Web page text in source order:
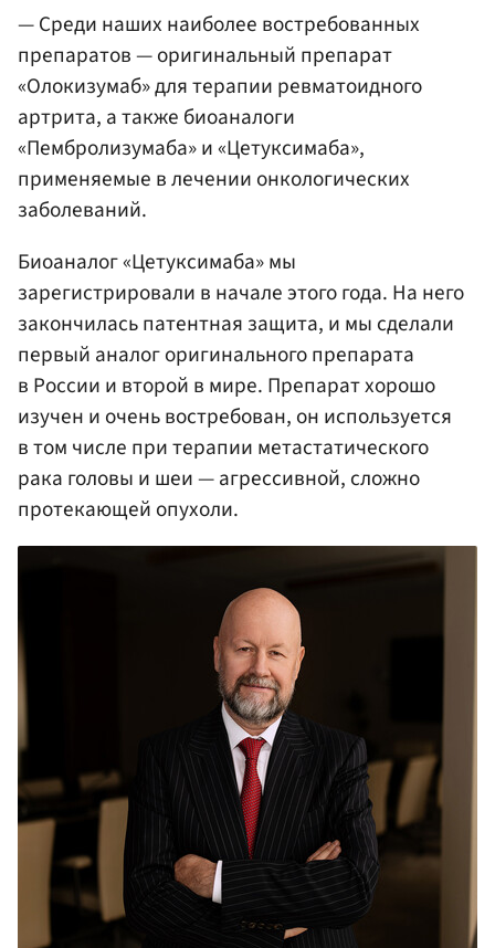
— Среди наших наиболее востребованных
препаратов — оригинальный препарат
«Олокизумаб» для терапии ревматоидного
артрита, а также биоаналоги
«Пембролизумаба» и «Цетуксимаба»,
применяемые в лечении онкологических
заболеваний.
Биоаналог «Цетуксимаба» мы
зарегистрировали в начале этого года. На него
закончилась патентная защита, и мы сделали
первый аналог оригинального препарата
в России и второй в мире. Препарат хорошо
изучен и очень востребован, он используется
в том числе при терапии метастатического
рака головы и шеи — агрессивной, сложно
протекающей опухоли.